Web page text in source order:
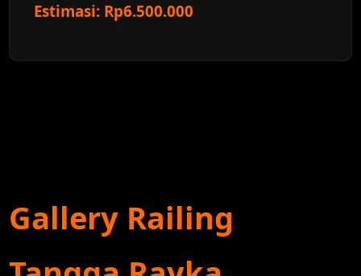
Estimasi: Rp6.500.000
Gallery Railing